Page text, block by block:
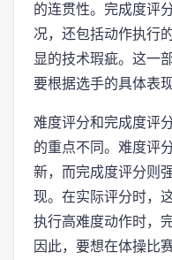
的连贯性。完成度评
况，还包括动作执行
显的技术瑕疵。这一
要根据选手的具体表
难度评分和完成度评
的重点不同。难度评
新，而完成度评分则
现。在实际评分时，
执行高难度动作时，
因此，要想在体操比